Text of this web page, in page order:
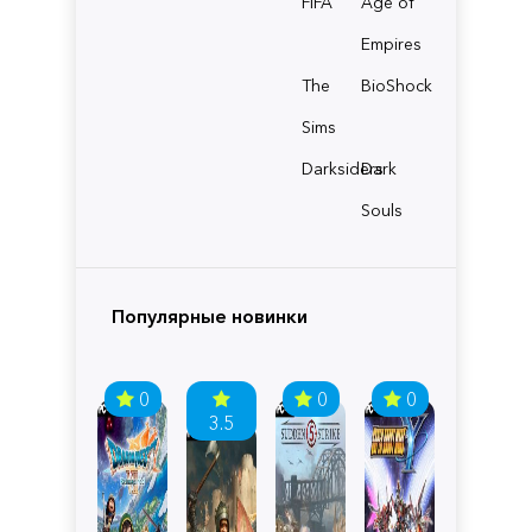
Empires
The
Sims
BioShock
Darksiders
Dark
Souls
Популярные новинки
0
3.5
0 0